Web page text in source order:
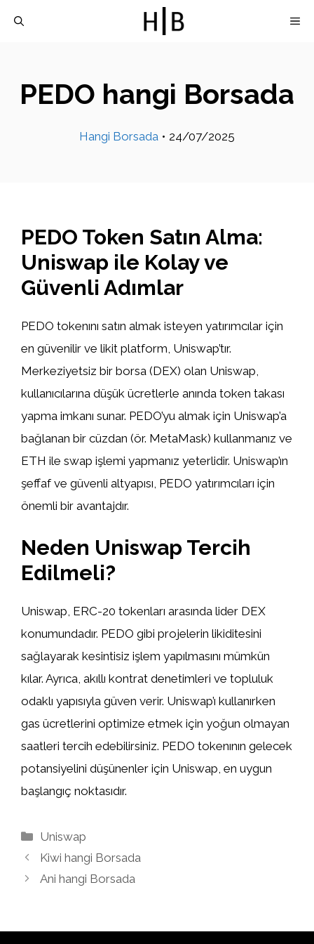
PEDO hangi Borsada
Hangi Borsada • 24/07/2025
PEDO Token Satın Alma:
Uniswap ile Kolay ve
Güvenli Adımlar
PEDO tokenını satın almak isteyen yatırımcılar için
en güvenilir ve likit platform, Uniswap’tır.
Merkeziyetsiz bir borsa (DEX) olan Uniswap,
kullanıcılarına düşük ücretlerle anında token takası
yapma imkanı sunar. PEDO’yu almak için Uniswap’a
bağlanan bir cüzdan (ör. MetaMask) kullanmanız ve
ETH ile swap işlemi yapmanız yeterlidir. Uniswap’ın
şeffaf ve güvenli altyapısı, PEDO yatırımcıları için
önemli bir avantajdır.
Neden Uniswap Tercih
Edilmeli?
Uniswap, ERC-20 tokenları arasında lider DEX
konumundadır. PEDO gibi projelerin likiditesini
sağlayarak kesintisiz işlem yapılmasını mümkün
kılar. Ayrıca, akıllı kontrat denetimleri ve topluluk
odaklı yapısıyla güven verir. Uniswap’ı kullanırken
gas ücretlerini optimize etmek için yoğun olmayan
saatleri tercih edebilirsiniz. PEDO tokenının gelecek
potansiyelini düşünenler için Uniswap, en uygun
başlangıç noktasıdır.
Kategoriler
Uniswap
Kiwi hangi Borsada
Ani hangi Borsada